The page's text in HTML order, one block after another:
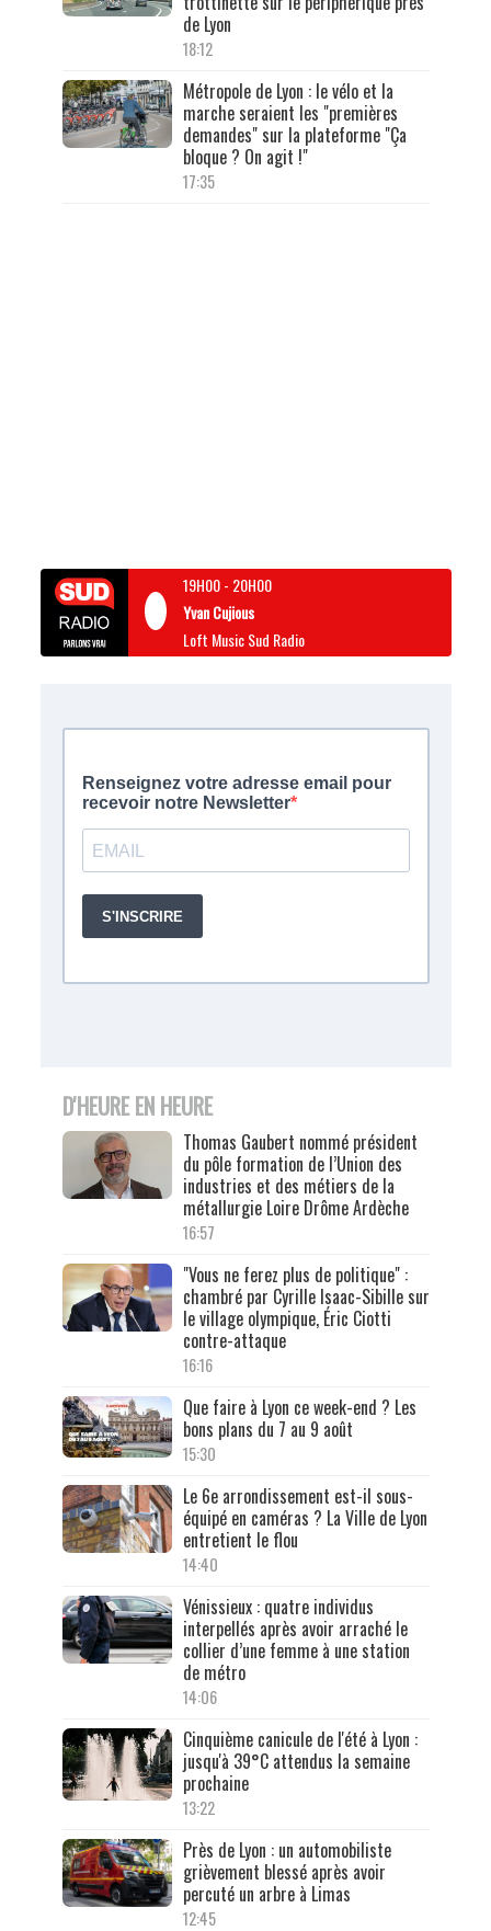
de Lyon
18:12
Métropole de Lyon : le vélo et la
marche seraient les "premières
demandes" sur la plateforme "Ça
bloque ? On agit !"
17:35
19H00- 20H00
Yvan Cujious
Loft Music Sud Radio
D'HEURE EN HEURE
Thomas Gaubert nommé président
du pôle formation de l’Union des
industries et des métiers de la
métallurgie Loire Drôme Ardèche
16:57
"Vous ne ferez plus de politique" :
chambré par Cyrille Isaac-Sibille sur
le village olympique, Éric Ciotti
contre-attaque
16:16
Que faire à Lyon ce week-end ? Les
bons plans du 7 au 9 août
15:30
Le 6e arrondissement est-il sous-
équipé en caméras ? La Ville de Lyon
entretient le flou
14:40
Vénissieux : quatre individus
interpellés après avoir arraché le
collier d’une femme à une station
de métro
14:06
Cinquième canicule de l'été à Lyon :
jusqu'à 39°C attendus la semaine
prochaine
13:22
Près de Lyon : un automobiliste
grièvement blessé après avoir
percuté un arbre à Limas
12:45